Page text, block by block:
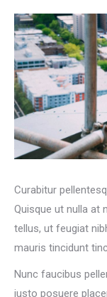
Curabitur
Quisque ut nulla at
tellus, ut feugiat
mauris tincidunt
Nunc faucibus
justo posuere